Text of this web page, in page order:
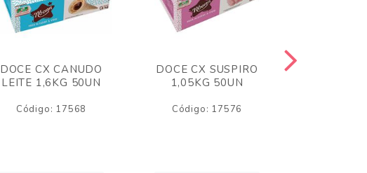
DOCE CX CANUDO
LEITE 1,6KG 50UN
Código: 17568
DOCE CX SUSPIRO
1,05KG 50UN
Código: 17576